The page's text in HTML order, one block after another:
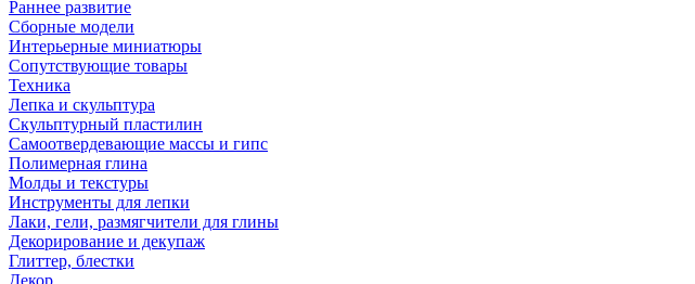
Раннее развитие
Сборные модели
Интерьерные миниатюры
Сопутствующие товары
Техника
Лепка и скульптура
Скульптурный пластилин
Самоотвердевающие массы и гипс
Полимерная глина
Молды и текстуры
Инструменты для лепки
Лаки, гели, размягчители для глины
Декорирование и декупаж
Глиттер, блестки
Декор